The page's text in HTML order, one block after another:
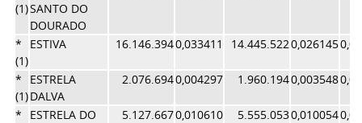
(1)SANTO DO
DOURADO
*
(1)
ESTIVA 16.146.3940,033411 14.445.5220,026145
*
(1)
ESTRELA
DALVA
2.076.6940,004297 1.960.1940,003548
*
ESTRELA DO
5.127.6670,010610 5.555.0530,010054